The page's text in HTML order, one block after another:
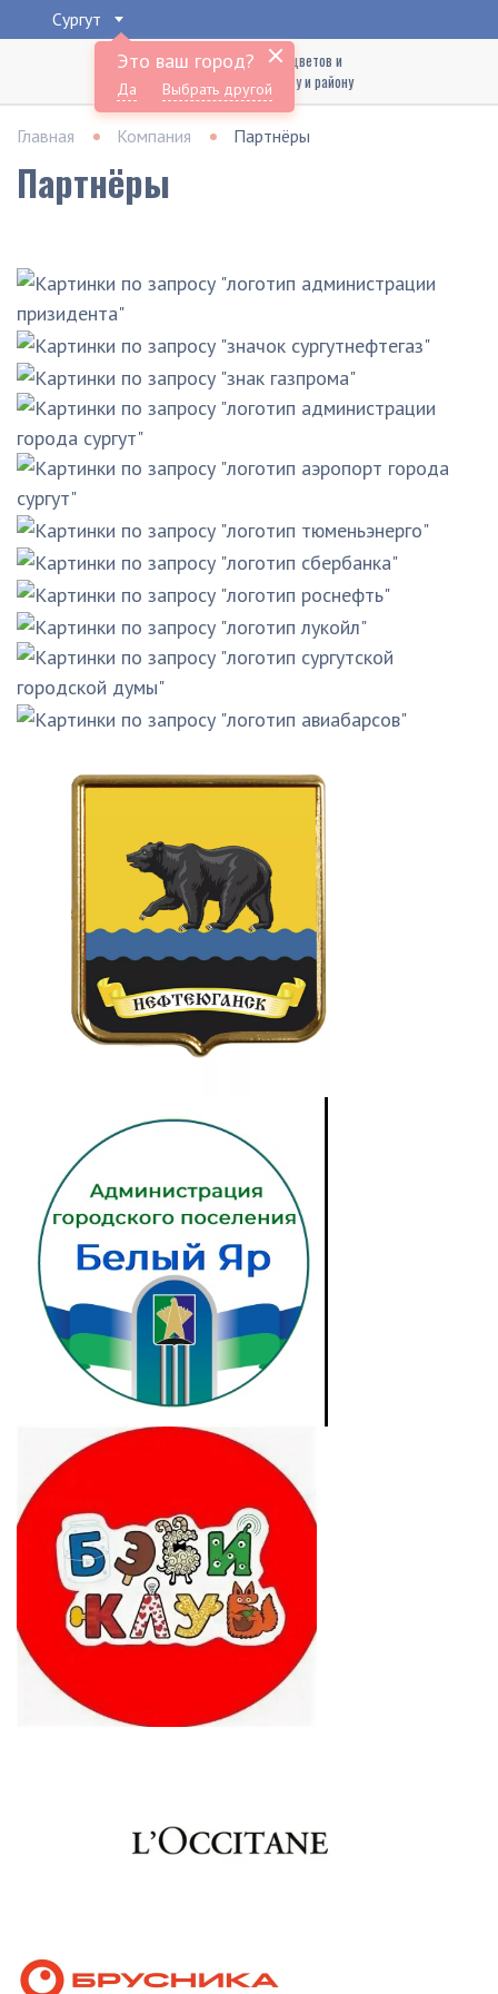
Сургут
Это ваш город?
Да Выбрать другой
Доставка букетов цветов и
подарков по Сургуту и району
Главная Компания Партнёры
Партнёры